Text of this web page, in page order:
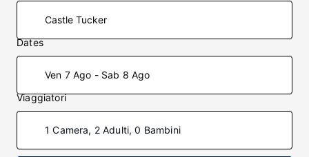
Dates
Ven 7 Ago - Sab 8 Ago
Viaggiatori
1 Camera, 2 Adulti, 0 Bambini